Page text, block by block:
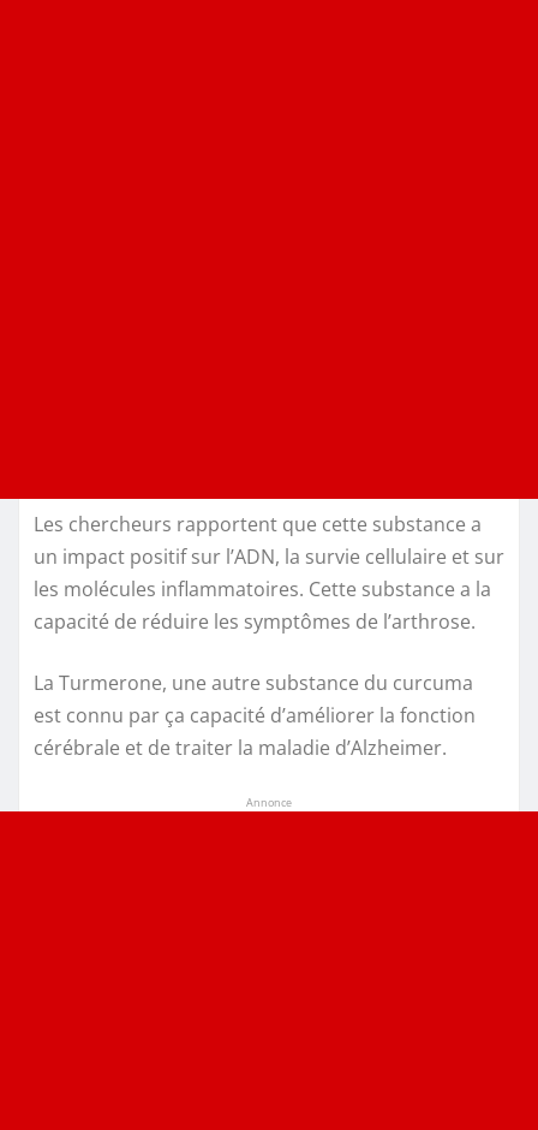
Les chercheurs rapportent que cette substance a
un impact positif sur l’ADN, la survie cellulaire et sur
les molécules inflammatoires. Cette substance a la
capacité de réduire les symptômes de l’arthrose.
La Turmerone, une autre substance du curcuma
est connu par ça capacité d’améliorer la fonction
cérébrale et de traiter la maladie d’Alzheimer.
Annonce